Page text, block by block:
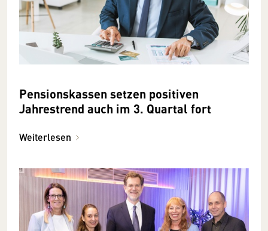
Pensionskassen setzen positiven
Jahrestrend auch im 3. Quartal fort
Weiterlesen